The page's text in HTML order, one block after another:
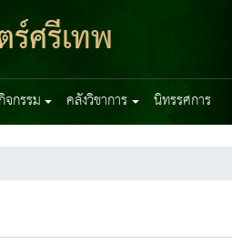
ศรีเทพ
กรรม คลังวิชาการ นิทรรศการ